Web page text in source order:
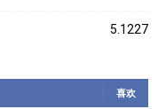
5.1227
喜欢